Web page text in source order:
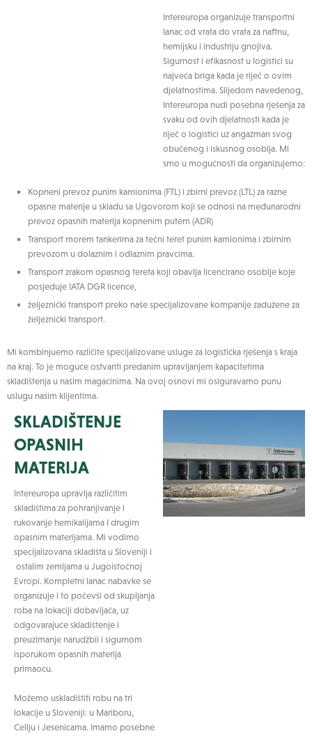
Intereuropa organizuje transportni
lanac od vrata do vrata za naftnu,
hemijsku i industriju gnojiva.
Sigurnost i efikasnost u logistici su
najveća briga kada je riječ o ovim
djelatnostima. Slijedom navedenog,
Intereuropa nudi posebna rješenja za
svaku od ovih djelatnosti kada je
riječ o logistici uz angažman svog
obučenog i iskusnog osoblja. Mi
smo u mogućnosti da organizujemo:
Kopneni prevoz punim kamionima (FTL) i zbirni prevoz (LTL) za razne
opasne materije u skladu sa Ugovorom koji se odnosi na međunarodni
prevoz opasnih materija kopnenim putem (ADR)
Transport morem tankerima za tečni teret punim kamionima i zbirnim
prevozom u dolaznim i odlaznim pravcima.
Transport zrakom opasnog tereta koji obavlja licencirano osoblje koje
posjeduje IATA DGR licence,
željeznički transport preko naše specijalizovane kompanije zadužene za
željeznički transport.
Mi kombinjuemo različite specijalizovane usluge za logistička rješenja s kraja
na kraj. To je moguće ostvariti predanim upravljanjem kapacitetima
skladištenja u našim magacinima. Na ovoj osnovi mi osiguravamo punu
uslugu našim klijentima.
SKLADIŠTENJE
OPASNIH
MATERIJA
Intereuropa upravlja različitim
skladištima za pohranjivanje i
rukovanje hemikalijama I drugim
opasnim materijama. Mi vodimo
specijalizovana skladišta u Sloveniji i
ostalim zemljama u Jugoistočnoj
Evropi. Kompletni lanac nabavke se
organizuje i to počevši od skupljanja
roba na lokaciji dobavljača, uz
odgovarajuće skladištenje i
preuzimanje narudžbii i sigurnom
isporukom opasnih materija
primaocu.
Možemo uskladištiti robu na tri
lokacije u Sloveniji: u Mariboru,
Cellju i Jesenicama. Imamo posebne